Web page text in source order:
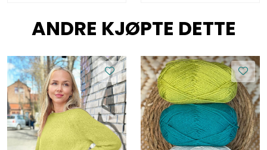
ANDRE KJØPTE DETTE